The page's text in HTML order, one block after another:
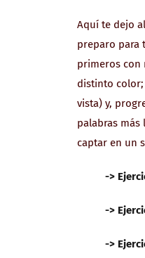
Aquí te dejo
preparo para
primeros con
distinto
vista) y,
palabras más
captar en un
->
->
->